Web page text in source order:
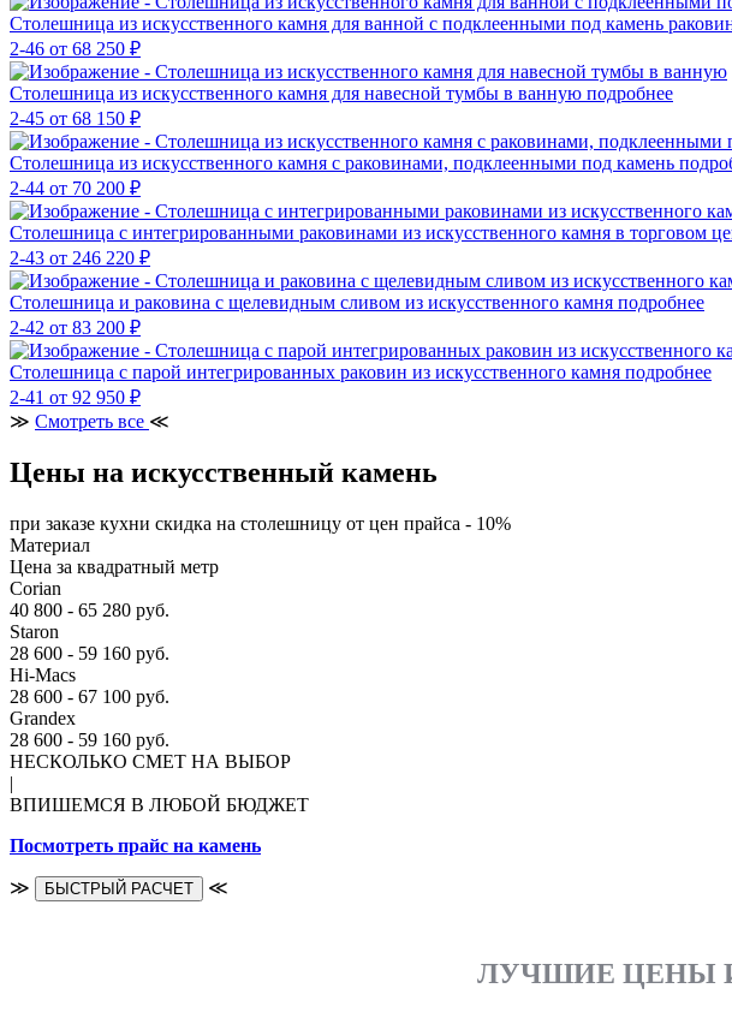
Столешница из искусственного камня для ванной с подклеенными под камень
2-46 от 68 250 ₽
Столешница из искусственного камня для навесной тумбы в ванную подробнее
2-45 от 68 150 ₽
Столешница из искусственного камня с раковинами, подклеенными под камень
2-44 от 70 200 ₽
Столешница с интегрированными раковинами из искусственного камня в торговом
2-43 от 246 220 ₽
Столешница и раковина с щелевидным сливом из искусственного камня подробнее
2-42 от 83 200 ₽
Столешница с парой интегрированных раковин из искусственного камня подробнее
2-41 от 92 950 ₽
≫ Смотреть все ≪
Цены на искусственный камень
при заказе кухни скидка на столешницу от цен прайса - 10%
Материал
Цена за квадратный метр
Corian
40 800 - 65 280 руб.
Staron
28 600 - 59 160 руб.
Hi-Macs
28 600 - 67 100 руб.
Grandex
28 600 - 59 160 руб.
НЕСКОЛЬКО СМЕТ НА ВЫБОР
|
ВПИШЕМСЯ В ЛЮБОЙ БЮДЖЕТ
Посмотреть прайс на камень
≫ БЫСТРЫЙ РАСЧЕТ ≪
ЛУЧШИЕ ЦЕНЫ